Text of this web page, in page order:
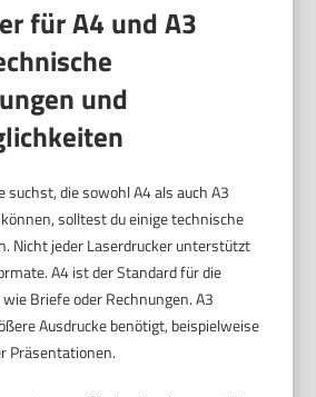
für A4 und A3
und
suchst, die sowohl A4 als auch A3
solltest du einige technische
Nicht jeder Laserdrucker unterstützt
A4 ist der Standard für die
Briefe oder Rechnungen. A3
Ausdrucke benötigt, beispielweise
Präsentationen.